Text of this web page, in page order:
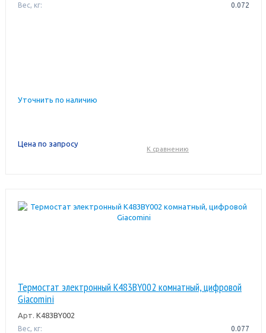
Вес, кг: 0.072
Уточнить по наличию
Цена по запросу
К сравнению
Термостат электронный K483BY002 комнатный, цифровой
Giacomini
Арт. K483BY002
Вес, кг: 0.077